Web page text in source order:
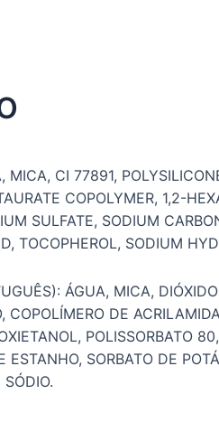
MICA, CI 77891,
COPOLYMER, 1,2-
SULFATE, SODIUM
TOCOPHEROL, SODIUM
ÁGUA, MICA,
COPOLÍMERO DE
POLISSORBATO
ESTANHO, SORBATO DE
SÓDIO.